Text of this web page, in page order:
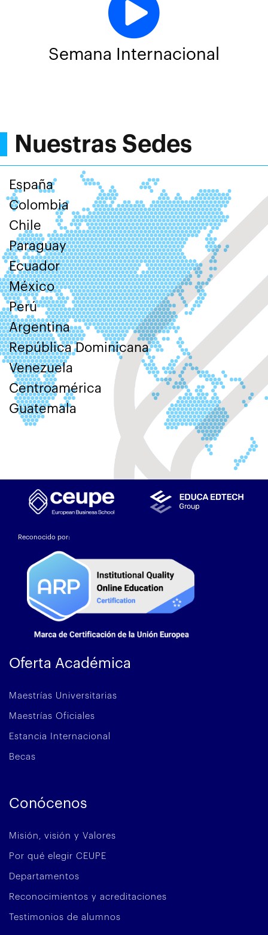
Semana Internacional
Nuestras Sedes
España
Colombia
Chile
Paraguay
Ecuador
México
Perú
Argentina
República Dominicana
Venezuela
Centroamérica
Guatemala
Reconocido por:
Oferta Académica
Maestrías Universitarias
Maestrías Oficiales
Estancia Internacional
Becas
Conócenos
Misión, visión y Valores
Por qué elegir CEUPE
Departamentos
Reconocimientos y acreditaciones
Testimonios de alumnos